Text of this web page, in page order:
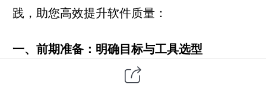
践，助您高效提升软件质量：
一、前期准备：明确目标与工具选型